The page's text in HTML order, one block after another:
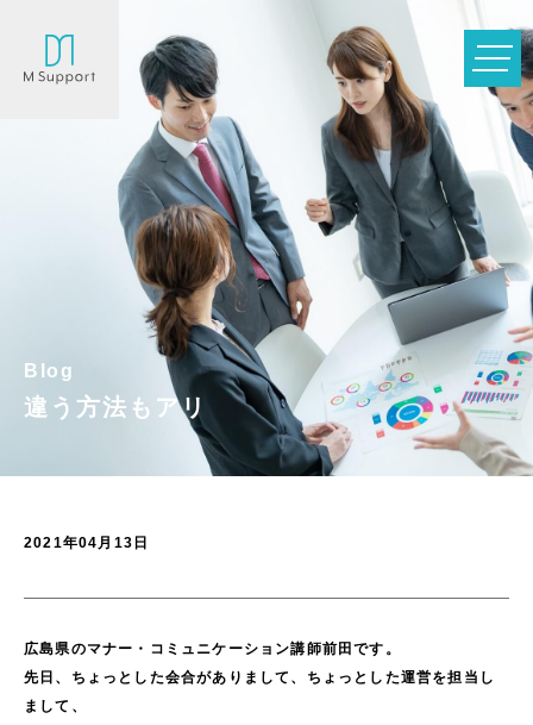
Blog
違う方法もアリ
2021年04月13日
広島県のマナー・コミュニケーション講師前田です。
先日、ちょっとした会合がありまして、ちょっとした運営を担当し
まして、